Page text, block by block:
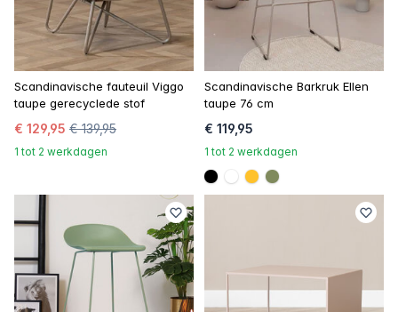
Scandinavische fauteuil Viggo
taupe gerecyclede stof
€ 129,95 € 139,95
1 tot 2 werkdagen
Scandinavische Barkruk Ellen
taupe 76 cm
€ 119,95
1 tot 2 werkdagen
#000000
#FFFFFF
#ffc22c#808a5d